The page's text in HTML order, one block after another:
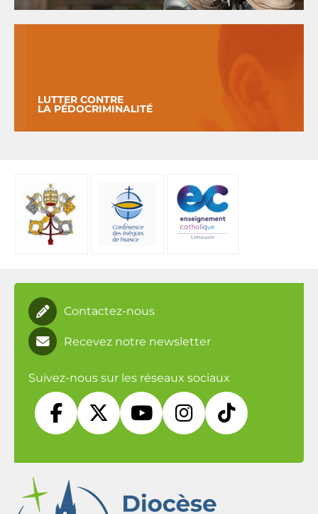
LUTTER CONTRE
LA PÉDOCRIMINALITÉ
Contactez-nous
Recevez notre newsletter
Suivez-nous sur les réseaux sociaux
    